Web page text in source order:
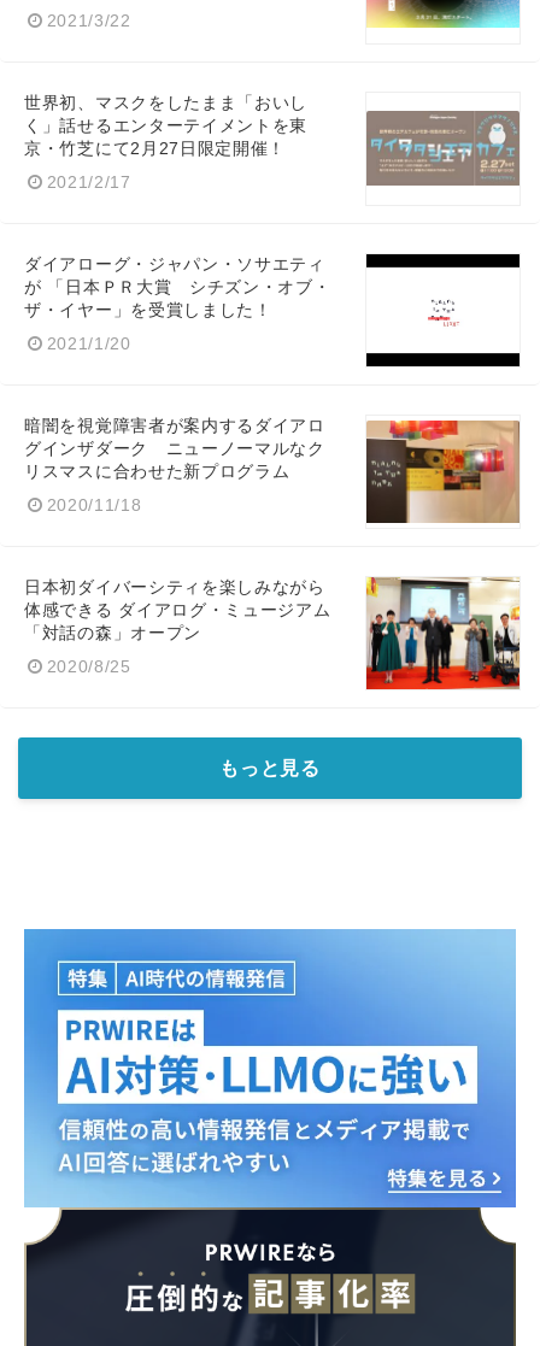
2021/3/22
世界初、マスクをしたまま「おいし
く」話せるエンターテイメントを東
京・竹芝にて2月27日限定開催！
2021/2/17
ダイアローグ・ジャパン・ソサエティ
が 「日本ＰＲ大賞 シチズン・オブ・
ザ・イヤー」を受賞しました！
2021/1/20
暗闇を視覚障害者が案内するダイアロ
グインザダーク ニューノーマルなク
リスマスに合わせた新プログラム
2020/11/18
日本初ダイバーシティを楽しみながら
体感できる ダイアログ・ミュージアム
「対話の森」オープン
2020/8/25
もっと見る